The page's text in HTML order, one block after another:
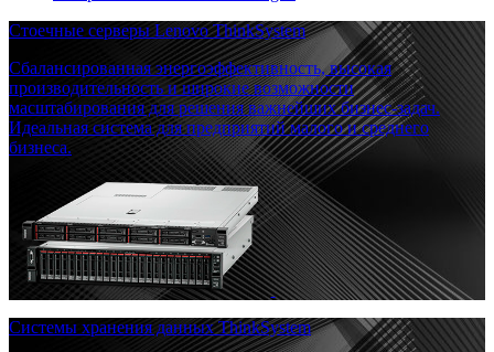
Стоечные серверы Lenovo ThinkSystem
Сбалансированная энергоэффективность, высокая
производительность и широкие возможности
масштабирования для решения важнейших бизнес-задач.
Идеальная система для предприятий малого и среднего
бизнеса.
Системы хранения данных ThinkSystem